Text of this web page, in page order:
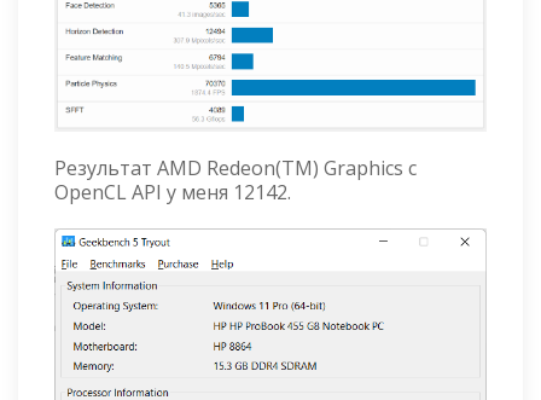
Результат AMD Redeon(TM) Graphics с
OpenCL API у меня 12142.